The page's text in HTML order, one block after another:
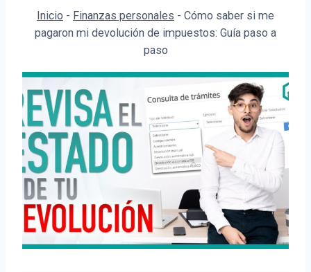
Inicio - Finanzas personales - Cómo saber si me
pagaron mi devolución de impuestos: Guía paso a
paso